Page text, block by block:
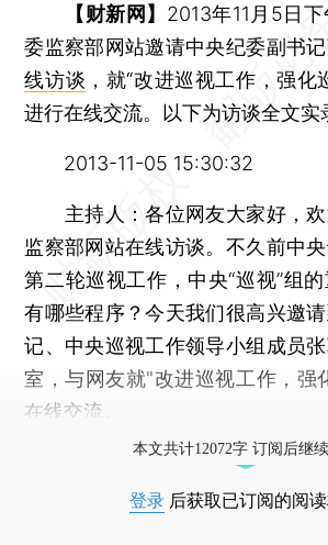
【财新网】 2013年11月5日
委监察部网站邀请中央纪委副书
线访谈 ，就“改进巡视工作，强化
进行在线交流。以下为访谈全文实
2013-11-05 15:30:32
主持人：各位网友大家好，欢
监察部网站在线访谈。不久前中
第二轮巡视工作，中央“巡视”组
有哪些程序？今天我们很高兴邀
记、中央巡视工作领导小组成员
室，与网友就"改进巡视工作，强
在线交流。
本文共计12072字 订阅后继
登录 后获取已订阅的阅